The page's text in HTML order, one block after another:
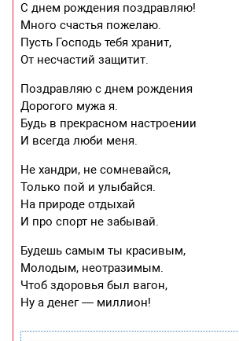
С днем рождения поздравляю!
Много счастья пожелаю.
Пусть Господь тебя хранит,
От несчастий защитит.
Поздравляю с днем рождения
Дорогого мужа я.
Будь в прекрасном настроении
И всегда люби меня.
Не хандри, не сомневайся,
Только пой и улыбайся.
На природе отдыхай
И про спорт не забывай.
Будешь самым ты красивым,
Молодым, неотразимым.
Чтоб здоровья был вагон,
Ну а денег — миллион!